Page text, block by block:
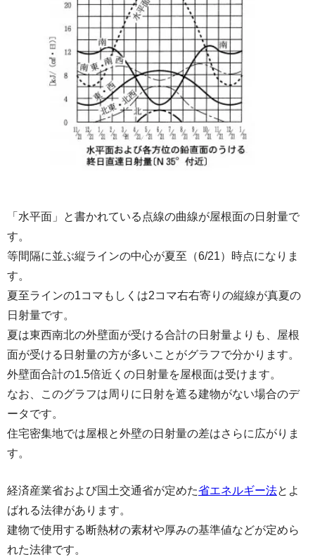
「水平面」と書かれている点線の曲線が屋根面の日射量で
す。
等間隔に並ぶ縦ラインの中心が夏至（6/21）時点になりま
す。
夏至ラインの1コマもしくは2コマ右右寄りの縦線が真夏の
日射量です。
夏は東西南北の外壁面が受ける合計の日射量よりも、屋根
面が受ける日射量の方が多いことがグラフで分かります。
外壁面合計の1.5倍近くの日射量を屋根面は受けます。
なお、このグラフは周りに日射を遮る建物がない場合のデ
ータです。
住宅密集地では屋根と外壁の日射量の差はさらに広がりま
す。
経済産業省および国土交通省が定めた省エネルギー法とよ
ばれる法律があります。
建物で使用する断熱材の素材や厚みの基準値などが定めら
れた法律です。